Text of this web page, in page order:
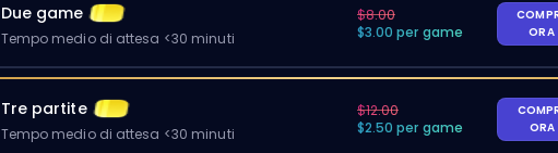
Due game
Tempo medio di attesa <30 minuti
$8.00
$3.00 per game
ORA
Tre partite
Tempo medio di attesa <30 minuti
$12.00
$2.50 per game
ORA